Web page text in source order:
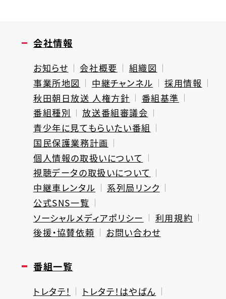
会社情報
お知らせ 会社概要
組織図
事業所地図
中継チャンネル
採用情報
秋田朝日放送 人権方針
番組基準
番組種別
放送番組審議会
青少年に見てもらいたい番組
国民保護業務計画
個人情報の取扱いについて
視聴データの取扱いについて
中継車レンタル
系列局リンク
公式SNS一覧
ソーシャルメディアポリシー
利用規約
後援・協賛依頼
お問い合わせ
番組一覧
トレタテ！
トレタテ！はやばん